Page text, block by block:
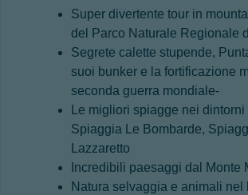
Super divertente tour in
del Parco Naturale Regionale
Segrete calette stupende,
suoi bunker e la fortificazione
seconda guerra mondiale-
Le migliori spiagge nei
Spiaggia Le Bombarde,
Lazzaretto
Incredibili paesaggi dal Monte
Natura selvaggia e animali nel